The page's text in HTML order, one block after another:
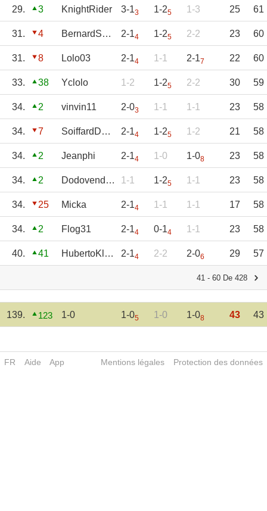
29. 3 KnightRider 3-13 1-25 1-3 25 61
31. 4 BernardS_TFC31 2-14 1-25 2-2 23 60
31. 8 Lolo03 2-14 1-1 2-17 22 60
33. 38 Yclolo 1-2 1-25 2-2 30 59
34. 2 vinvin11 2-03 1-1 1-1 23 58
34. 7 SoiffardDavid 2-14 1-25 1-2 21 58
34. 2 Jeanphi 2-14 1-0 1-08 23 58
34. 2 Dodovendee 1-1 1-25 1-1 23 58
34. 25 Micka 2-14 1-1 1-1 17 58
34. 2 Flog31 2-14 0-14 1-1 23 58
40. 41 HubertoKlaudio 2-14 2-2 2-06 29 57
41 - 60 De 428
139. 123 1-0 1-05 1-0 1-08 43 43
FR Aide App Mentions légales Protection des données